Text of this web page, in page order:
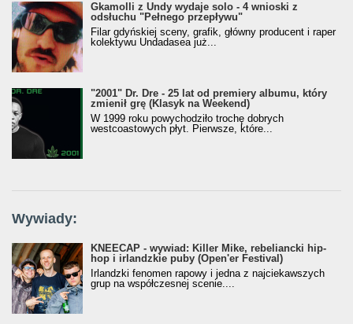
Gkamolli z Undy wydaje solo - 4 wnioski z
odsłuchu "Pełnego przepływu"
Filar gdyńskiej sceny, grafik, główny producent i raper
kolektywu Undadasea już...
"2001" Dr. Dre - 25 lat od premiery albumu, który
zmienił grę (Klasyk na Weekend)
W 1999 roku powychodziło trochę dobrych
westcoastowych płyt. Pierwsze, które...
Wywiady:
KNEECAP - wywiad: Killer Mike, rebeliancki hip-
hop i irlandzkie puby (Open'er Festival)
Irlandzki fenomen rapowy i jedna z najciekawszych
grup na współczesnej scenie....